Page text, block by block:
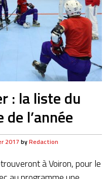
: la liste du
l’année
2017 byRedaction
à Voiron, pour le